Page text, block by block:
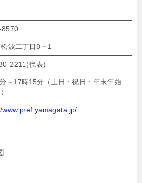
8570
波二丁目8－1
2211(代表)
～17時15分（土日・祝日・年末年始
www.pref.yamagata.jp/